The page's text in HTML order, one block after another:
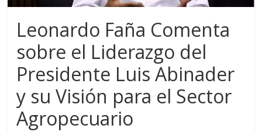
Leonardo Faña Comenta
sobre el Liderazgo del
Presidente Luis Abinader
y su Visión para el Sector
Agropecuario